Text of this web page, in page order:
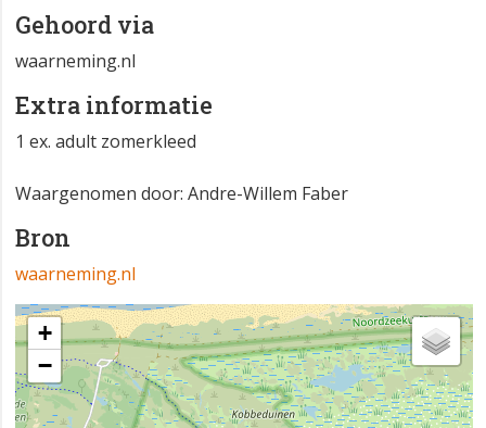
Gehoord via
waarneming.nl
Extra informatie
1 ex. adult zomerkleed
Waargenomen door: Andre-Willem Faber
Bron
waarneming.nl
+
−